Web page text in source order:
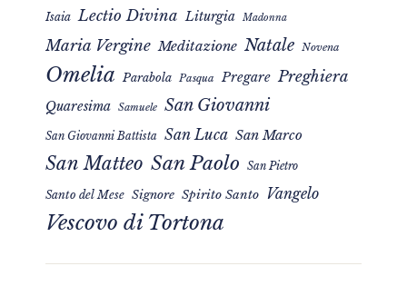
Isaia Lectio Divina Liturgia Madonna
Maria Vergine Meditazione Natale Novena
Omelia Parabola Pasqua Pregare Preghiera
Quaresima Samuele San Giovanni
San Giovanni Battista San Luca San Marco
San Matteo San Paolo San Pietro
Santo del Mese Signore Spirito Santo Vangelo
Vescovo di Tortona